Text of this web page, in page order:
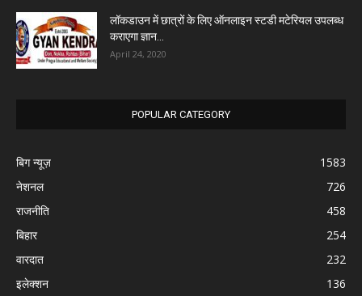
लॉकडाउन में छात्रों के लिए ऑनलाइन स्टडी मटेरियल उपलब्ध
कराएगा ज्ञान...
April 24, 2020
POPULAR CATEGORY
बिग न्यूज़
1583
नेशनल
726
राजनीति
458
बिहार
254
वारदात
232
इलेक्शन
136